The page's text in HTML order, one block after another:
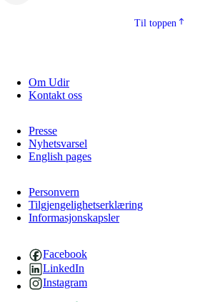
Bærekraftig utviklingTil toppen
Om Udir
Kontakt oss
Presse
Nyhetsvarsel
English pages
Personvern
Tilgjengelighetserklæring
Informasjonskapsler
Facebook
LinkedIn
Instagram